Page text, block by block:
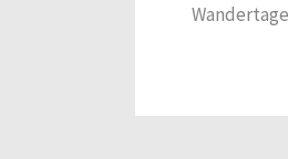
Wandertage